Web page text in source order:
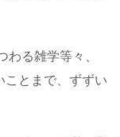
わる雑学等々、
ことまで、ずずい